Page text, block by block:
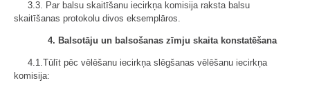
3.3. Par balsu skaitīšanu iecirkņa komisija raksta balsu
skaitīšanas protokolu divos eksemplāros.
4. Balsotāju un balsošanas zīmju skaita konstatēšana
4.1.Tūlīt pēc vēlēšanu iecirkņa slēgšanas vēlēšanu iecirkņa
komisija: